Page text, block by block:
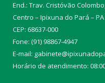
End.: Trav. Cristóvão
Centro – Ipixuna do Pará – PA
CEP: 68637-000
Fone: (91) 98867-4947
E-mail:
Horário de atendimento: